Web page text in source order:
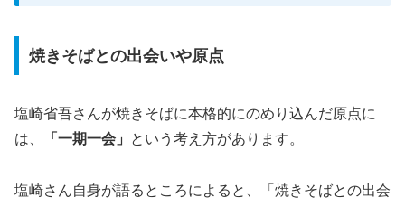
焼きそばとの出会いや原点
塩崎省吾さんが焼きそばに本格的にのめり込んだ原点に
は、
「一期一会」 という考え方があります。
塩崎さん自身が語るところによると、「焼きそばとの出会